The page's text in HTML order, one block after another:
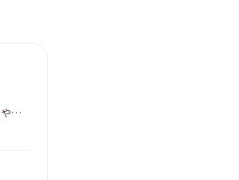
10品目のサラダ レタスやパプリカ 160g｜サラダクラブ